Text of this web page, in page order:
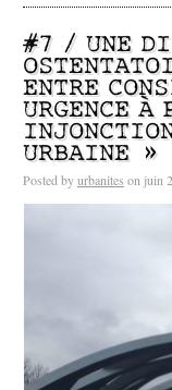
#7 / UNE
ENTRE
URGENCE À
URBAINE »
Posted byurbanites on juin